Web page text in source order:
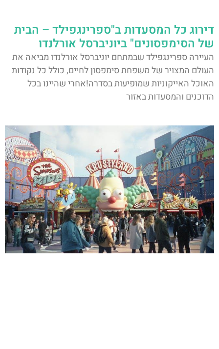
דירוג כל המסעדות ב"ספרינגפילד – הבית
של הסימפסונים" ביוניברסל אורלנדו
העיירה ספרינגפילד שבמתחם יוניברסל אורלנדו מביאה את
העולם המצויר של משפחת סימפסון לחיים, כולל כל נקודות
האוכל האייקוניות שמופיעות בסדרה!אחרי שהיינו בכל
הדוכנים והמסעדות באזור